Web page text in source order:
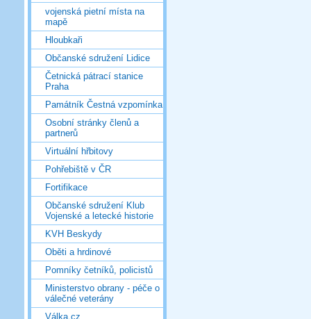
vojenská pietní místa na
mapě
Hloubkaři
Občanské sdružení Lidice
Četnická pátrací stanice
Praha
Památník Čestná vzpomínka
Osobní stránky členů a
partnerů
Virtuální hřbitovy
Pohřebiště v ČR
Fortifikace
Občanské sdružení Klub
Vojenské a letecké historie
KVH Beskydy
Oběti a hrdinové
Pomníky četníků, policistů
Ministerstvo obrany - péče o
válečné veterány
Válka.cz